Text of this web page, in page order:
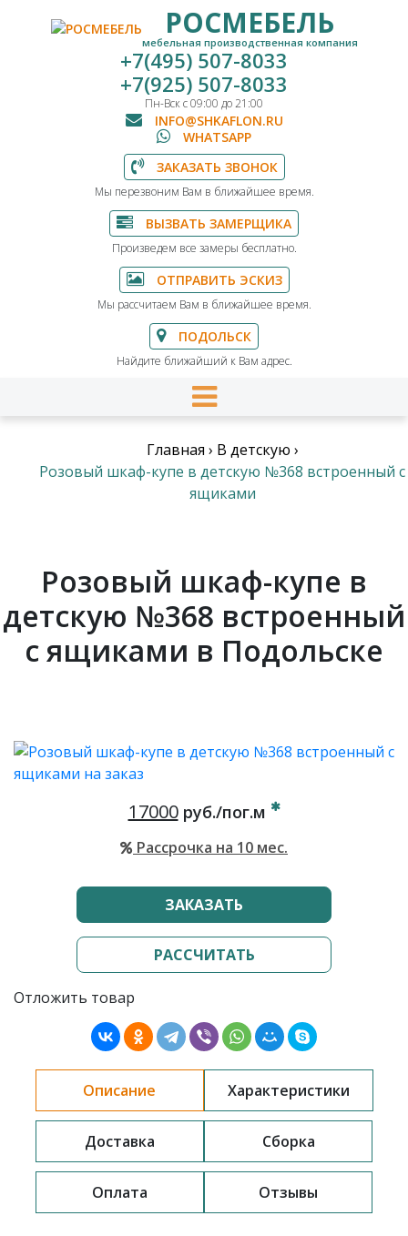
РОСМЕБЕЛЬ
мебельная производственная компания
+7(495) 507-8033
+7(925) 507-8033
Пн-Вск с 09:00 до 21:00
INFO@SHKAFLON.RU
WHATSAPP
ЗАКАЗАТЬ ЗВОНОК
Мы перезвоним Вам в ближайшее время.
ВЫЗВАТЬ ЗАМЕРЩИКА
Произведем все замеры бесплатно.
ОТПРАВИТЬ ЭСКИЗ
Мы рассчитаем Вам в ближайшее время.
ПОДОЛЬСК
Найдите ближайший к Вам адрес.
Главная › В детскую ›
Розовый шкаф-купе в детскую №368 встроенный с
ящиками
Розовый шкаф-купе в
детскую №368 встроенный
с ящиками в Подольске
17000руб./пог.м
Рассрочка на 10 мес.
ЗАКАЗАТЬ
РАССЧИТАТЬ
Отложить товар
Описание Характеристики
Доставка Сборка
Оплата Отзывы